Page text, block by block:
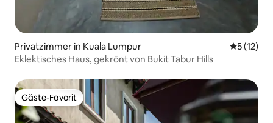
Privatzimmer in Kuala Lumpur
5 (12)
Eklektisches Haus, gekrönt von Bukit Tabur Hills
Gäste-Favorit
Gäste-Favorit